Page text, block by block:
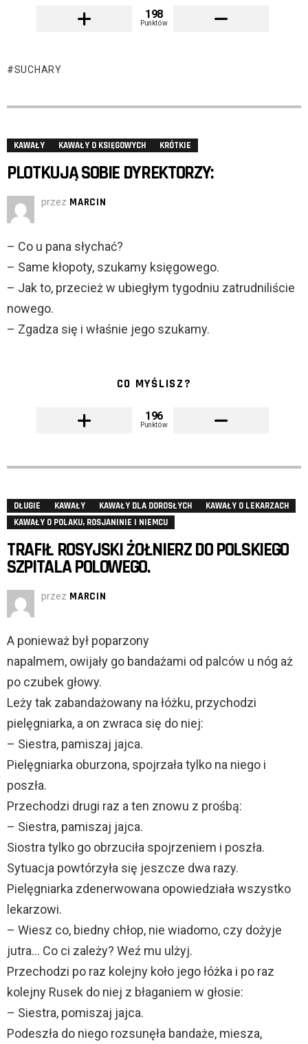
198
Punktów
SUCHARY
KAWAŁY KAWAŁY O KSIĘGOWYCH KRÓTKIE
PLOTKUJĄ SOBIE DYREKTORZY:
przez MARCIN
– Co u pana słychać?
– Same kłopoty, szukamy księgowego.
– Jak to, przecież w ubiegłym tygodniu zatrudniliście
nowego.
– Zgadza się i właśnie jego szukamy.
CO MYŚLISZ?
196
Punktów
DŁUGIE KAWAŁY KAWAŁY DLA DOROSŁYCH
KAWAŁY O LEKARZACH
KAWAŁY O POLAKU, ROSJANINIE I NIEMCU
TRAFIŁ ROSYJSKI ŻOŁNIERZ DO POLSKIEGO
SZPITALA POLOWEGO.
przez MARCIN
A ponieważ był poparzony
napalmem, owijały go bandażami od palców u nóg aż
po czubek głowy.
Leży tak zabandażowany na łóżku, przychodzi
pielęgniarka, a on zwraca się do niej:
– Siestra, pamiszaj jajca.
Pielęgniarka oburzona, spojrzała tylko na niego i
poszła.
Przechodzi drugi raz a ten znowu z prośbą:
– Siestra, pamiszaj jajca.
Siostra tylko go obrzuciła spojrzeniem i poszła.
Sytuacja powtórzyła się jeszcze dwa razy.
Pielęgniarka zdenerwowana opowiedziała wszystko
lekarzowi.
– Wiesz co, biedny chłop, nie wiadomo, czy dożyje
jutra… Co ci zależy? Weź mu ulżyj.
Przechodzi po raz kolejny koło jego łóżka i po raz
kolejny Rusek do niej z błaganiem w głosie:
– Siestra, pomiszaj jajca.
Podeszła do niego rozsunęła bandaże, miesza,